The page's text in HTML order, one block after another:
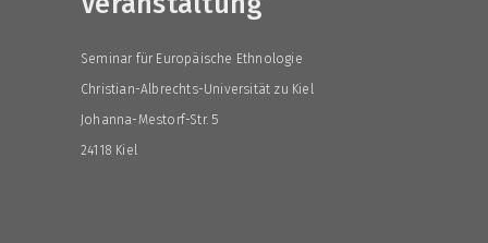
Seminar für Europäische Ethnologie
Christian-Albrechts-Universität zu Kiel
Johanna-Mestorf-Str. 5
24118 Kiel